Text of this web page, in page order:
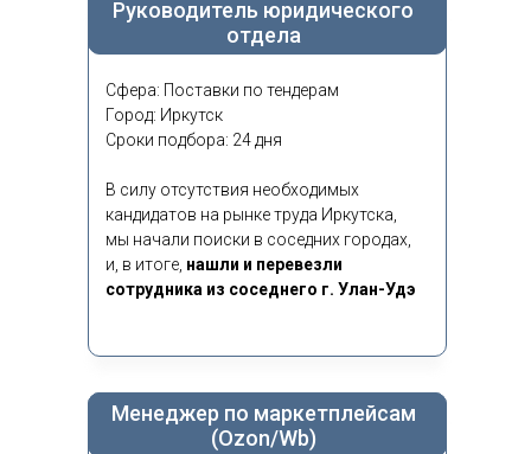
Руководитель юридического
отдела
Сфера: Поставки по тендерам
Город: Иркутск
Сроки подбора: 24 дня
В силу отсутствия необходимых
кандидатов на рынке труда Иркутска,
мы начали поиски в соседних городах,
и, в итоге, нашли и перевезли
сотрудника из соседнего г. Улан-Удэ
Менеджер по маркетплейсам
(Ozon/Wb)